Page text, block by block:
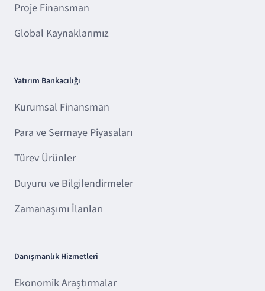
Proje Finansman
Global Kaynaklarımız
Yatırım Bankacılığı
Kurumsal Finansman
Para ve Sermaye Piyasaları
Türev Ürünler
Duyuru ve Bilgilendirmeler
Zamanaşımı İlanları
Danışmanlık Hizmetleri
Ekonomik Araştırmalar